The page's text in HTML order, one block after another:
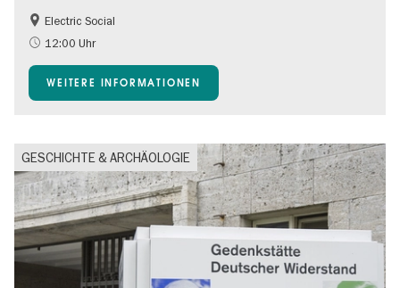
Electric Social
12:00 Uhr
WEITERE INFORMATIONEN
GESCHICHTE & ARCHÄOLOGIE